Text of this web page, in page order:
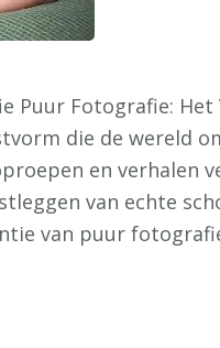
Puur Fotografie: Het
die de wereld
en verhalen
van echte
van puur